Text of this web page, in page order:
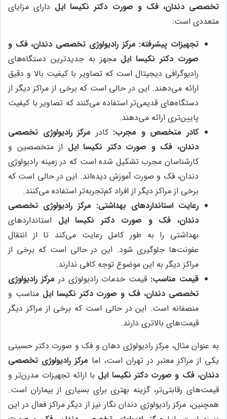
تخصصی دندان، فک و صورت دکتر نکیسا ایل دارای مزایای
متعددی است:
تجهیزات پیشرفته: مرکز رادیولوژی تخصصی دندان، فک و
صورت دکتر نکیسا ایل مجهز به جدیدترین دستگاه‌های
رادیوگرافی دیجیتال است که تصاویر با کیفیت بالا و دقیق
ارائه می‌دهند. این در حالی است که برخی از مراکز دیگر از
دستگاه‌های قدیمی‌تر استفاده می‌کنند که تصاویر با کیفیت
پایین‌تری ارائه می‌دهند.
کادر متخصص و مجرب: کادر مرکز رادیولوژی تخصصی
دندان، فک و صورت دکتر نکیسا ایل از متخصصین و
کارشناسان مجرب تشکیل شده است که در زمینه رادیولوژی
دندان، فک و صورت آموزش دیده‌اند. این در حالی است که
برخی از مراکز دیگر از افراد کم‌تجربه‌تر استفاده می‌کنند.
رعایت استانداردهای بهداشتی: مرکز رادیولوژی تخصصی
دندان، فک و صورت دکتر نکیسا ایل استانداردهای
بهداشتی را به طور کامل رعایت می‌کند تا از انتقال
عفونت‌ها جلوگیری شود. این در حالی است که برخی از
مراکز دیگر به این موضوع توجه کافی ندارند.
قیمت مناسب: قیمت خدمات رادیولوژی در مرکز رادیولوژی
تخصصی دندان، فک و صورت دکتر نکیسا ایل مناسب و
منصفانه است. این در حالی است که برخی از مراکز دیگر
قیمت‌های بالاتری دارند.
به عنوان مثال، مرکز رادیولوژی دهان و فک و صورت دکتر حسینی
یکی از مراکز معتبر در تهران است، اما مرکز رادیولوژی تخصصی
دندان، فک و صورت دکتر نکیسا ایل با ارائه تجهیزات مدرن‌تر و
قیمت‌های رقابتی‌تر، گزینه بهتری برای بسیاری از بیماران است.
همچنین، مرکز رادیولوژی دندان نگار نیز از دیگر مراکز فعال در این